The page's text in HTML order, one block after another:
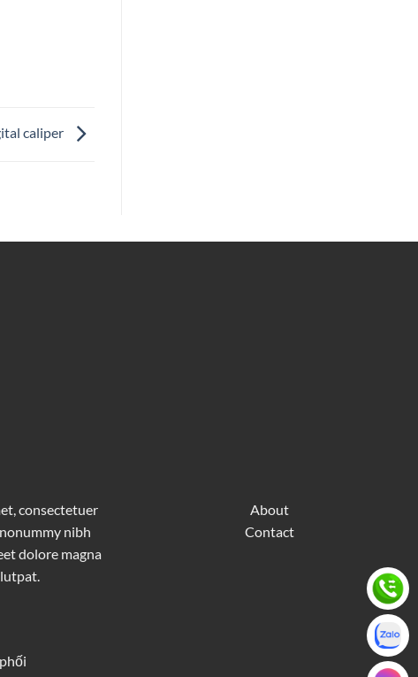
caliper
consectetuer
nibh
dolore magna
About
Contact